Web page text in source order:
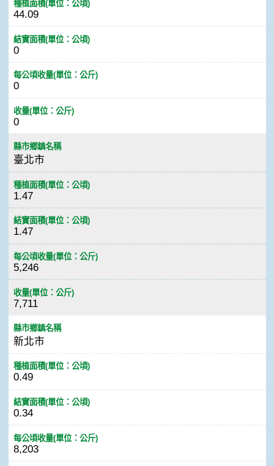
種植面積(單位：公頃)
44.09
結實面積(單位：公頃)
0
每公頃收量(單位：公斤)
0
收量(單位：公斤)
0
縣市鄉鎮名稱
臺北市
種植面積(單位：公頃)
1.47
結實面積(單位：公頃)
1.47
每公頃收量(單位：公斤)
5,246
收量(單位：公斤)
7,711
縣市鄉鎮名稱
新北市
種植面積(單位：公頃)
0.49
結實面積(單位：公頃)
0.34
每公頃收量(單位：公斤)
8,203